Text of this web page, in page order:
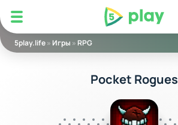
5play
5play.life» Игры » RPG
Pocket Rogues